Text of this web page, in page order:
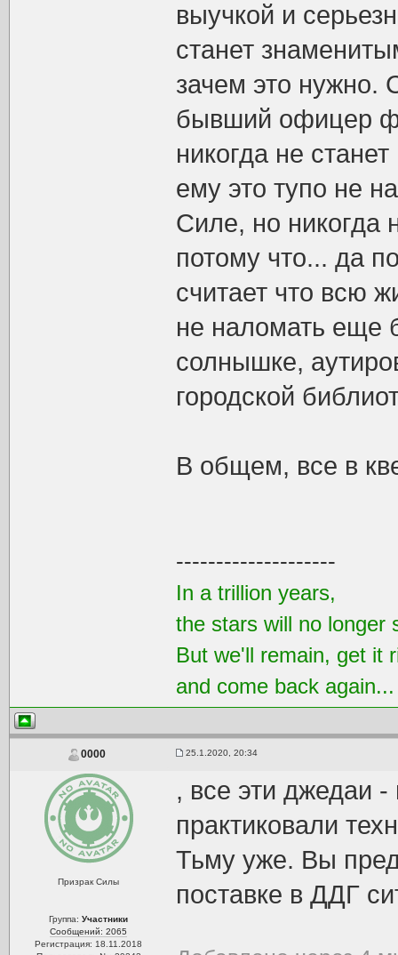
выучкой и
станет
зачем это нужно.
бывший офицер
никогда не
ему это тупо не
Силе, но
потому что... да
считает что всю
не наломать еще
солнышке,
городской
В общем, все в
--------------------
In a trillion years,
the stars will no longer
But we'll remain, get it
and come back
0000 25.1.2020, 20:34
Призрак Силы
Группа:Участники
Сообщений: 2065
Регистрация: 18.11.2018
, все эти джедаи -
практиковали
Тьму уже. Вы
поставке в ДДГ